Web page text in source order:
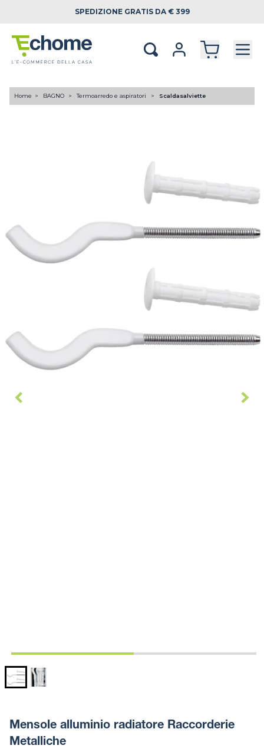
SPEDIZIONE GRATIS DA € 399
Home BAGNO Termoarredo e aspiratori Scaldasalviette
Mensole alluminio radiatore Raccorderie
Metalliche